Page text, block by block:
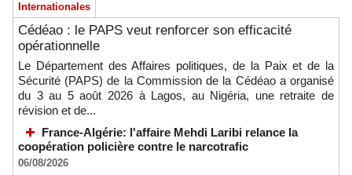
Internationales
Cédéao : le PAPS veut renforcer son efficacité
opérationnelle
Le Département des Affaires politiques, de la Paix et de la
Sécurité (PAPS) de la Commission de la Cédéao a organisé
du 3 au 5 août 2026 à Lagos, au Nigéria, une retraite de
révision et de...
France-Algérie: l'affaire Mehdi Laribi relance la
coopération policière contre le narcotrafic
06/08/2026